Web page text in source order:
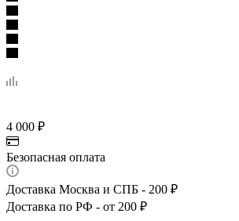
4 000 ₽
Безопасная оплата
Доставка Москва и СПБ - 200 ₽
Доставка по РФ - от 200 ₽